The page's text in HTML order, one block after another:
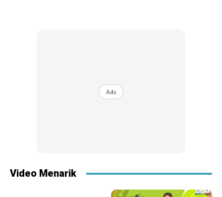
Ads
Video Menarik